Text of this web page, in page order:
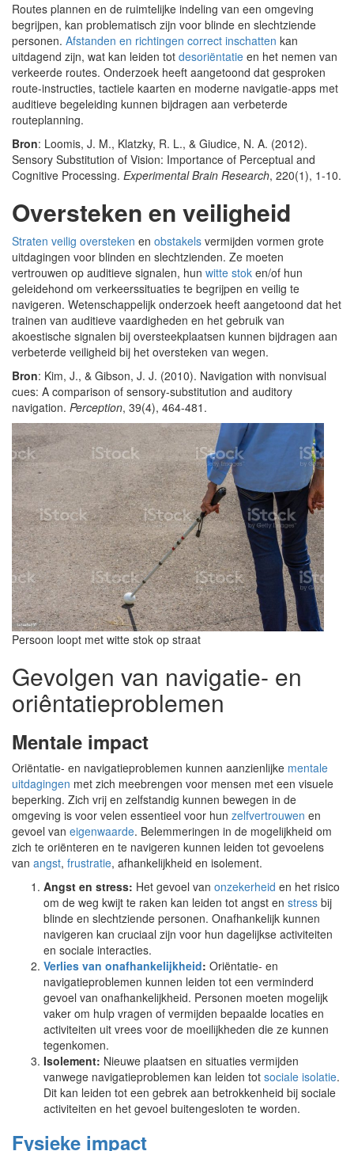
Routes plannen en de ruimtelijke indeling van een omgeving
begrijpen, kan problematisch zijn voor blinde en slechtziende
personen. Afstanden en richtingen correct inschatten kan
uitdagend zijn, wat kan leiden tot desoriëntatie en het nemen van
verkeerde routes. Onderzoek heeft aangetoond dat gesproken
route-instructies, tactiele kaarten en moderne navigatie-apps met
auditieve begeleiding kunnen bijdragen aan verbeterde
routeplanning.
Bron: Loomis, J. M., Klatzky, R. L., & Giudice, N. A. (2012).
Sensory Substitution of Vision: Importance of Perceptual and
Cognitive Processing. Experimental Brain Research, 220(1), 1-10.
Oversteken en veiligheid
Straten veilig oversteken en obstakels vermijden vormen grote
uitdagingen voor blinden en slechtzienden. Ze moeten
vertrouwen op auditieve signalen, hun witte stok en/of hun
geleidehond om verkeerssituaties te begrijpen en veilig te
navigeren. Wetenschappelijk onderzoek heeft aangetoond dat het
trainen van auditieve vaardigheden en het gebruik van
akoestische signalen bij oversteekplaatsen kunnen bijdragen aan
verbeterde veiligheid bij het oversteken van wegen.
Bron: Kim, J., & Gibson, J. J. (2010). Navigation with nonvisual
cues: A comparison of sensory-substitution and auditory
navigation. Perception, 39(4), 464-481.
Persoon loopt met witte stok op straat
Gevolgen van navigatie- en
oriêntatieproblemen
Mentale impact
Oriëntatie- en navigatieproblemen kunnen aanzienlijke mentale
uitdagingen met zich meebrengen voor mensen met een visuele
beperking. Zich vrij en zelfstandig kunnen bewegen in de
omgeving is voor velen essentieel voor hun zelfvertrouwen en
gevoel van eigenwaarde. Belemmeringen in de mogelijkheid om
zich te oriënteren en te navigeren kunnen leiden tot gevoelens
van angst, frustratie, afhankelijkheid en isolement.
Angst en stress: Het gevoel van onzekerheid en het risico
om de weg kwijt te raken kan leiden tot angst en stress bij
blinde en slechtziende personen. Onafhankelijk kunnen
navigeren kan cruciaal zijn voor hun dagelijkse activiteiten
en sociale interacties.
Verlies van onafhankelijkheid: Oriëntatie- en
navigatieproblemen kunnen leiden tot een verminderd
gevoel van onafhankelijkheid. Personen moeten mogelijk
vaker om hulp vragen of vermijden bepaalde locaties en
activiteiten uit vrees voor de moeilijkheden die ze kunnen
tegenkomen.
Isolement: Nieuwe plaatsen en situaties vermijden
vanwege navigatieproblemen kan leiden tot sociale isolatie.
Dit kan leiden tot een gebrek aan betrokkenheid bij sociale
activiteiten en het gevoel buitengesloten te worden.
Fysieke impact